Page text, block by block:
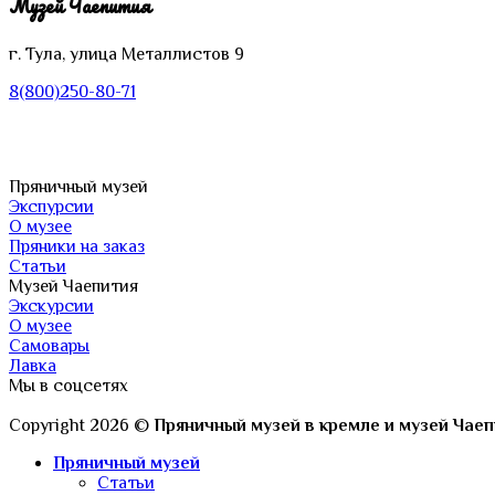
г. Тула, улица Металлистов 9
8(800)250-80-71
Пряничный музей
Экспурсии
О музее
Пряники на заказ
Статьи
Музей Чаепития
Экскурсии
О музее
Самовары
Лавка
Мы в соцсетях
Copyright 2026 © Пряничный музей в кремле и музей
Пряничный музей
Статьи